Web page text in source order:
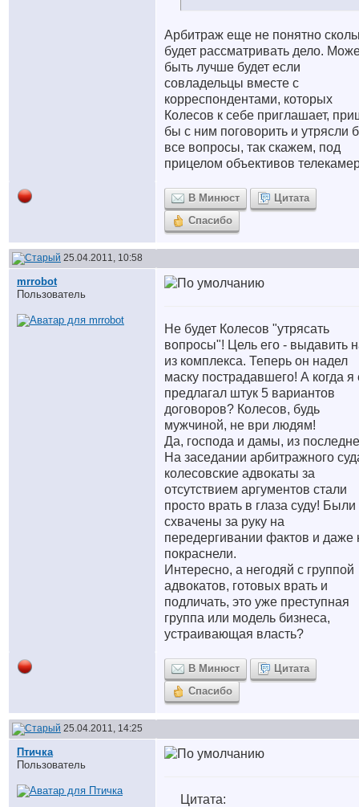
Арбитраж еще не понятно
будет рассматривать дело.
быть лучше будет если
совладельцы вместе с
корреспондентами, которых
Колесов к себе приглашает,
бы с ним поговорить и утрясли
все вопросы, так скажем, под
прицелом объективов
В Минюст
Цитата
Спасибо
25.04.2011, 10:58
mrrobot
Пользователь
Не будет Колесов "утрясать
вопросы"! Цель его - выдавить
из комплекса. Теперь он надел
маску пострадавшего! А когда я
предлагал штук 5 вариантов
договоров? Колесов, будь
мужчиной, не ври людям!
Да, господа и дамы, из
На заседании арбитражного
колесовские адвокаты за
отсутствием аргументов стали
просто врать в глаза суду! Были
схвачены за руку на
передергивании фактов и даже
покраснели.
Интересно, а негодяй с группой
адвокатов, готовых врать и
подличать, это уже преступная
группа или модель бизнеса,
устраивающая власть?
В Минюст
Цитата
Спасибо
25.04.2011, 14:25
Птичка
Пользователь
Цитата: